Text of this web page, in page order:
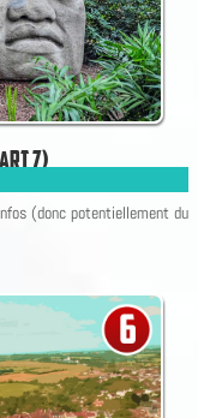
ART7)
(donc potentiellement du